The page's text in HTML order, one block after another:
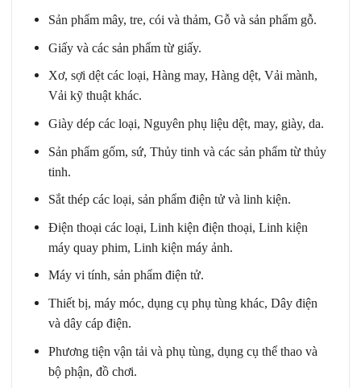
Sản phẩm mây, tre, cói và thảm, Gỗ và sản phẩm gỗ.
Giấy và các sản phẩm từ giấy.
Xơ, sợi dệt các loại, Hàng may, Hàng dệt, Vải mành,
Vải kỹ thuật khác.
Giày dép các loại, Nguyên phụ liệu dệt, may, giày, da.
Sản phẩm gốm, sứ, Thủy tinh và các sản phẩm từ thủy
tinh.
Sắt thép các loại, sản phẩm điện tử và linh kiện.
Điện thoại các loại, Linh kiện điện thoại, Linh kiện
máy quay phim, Linh kiện máy ảnh.
Máy vi tính, sản phẩm điện tử.
Thiết bị, máy móc, dụng cụ phụ tùng khác, Dây điện
và dây cáp điện.
Phương tiện vận tải và phụ tùng, dụng cụ thể thao và
bộ phận, đồ chơi.